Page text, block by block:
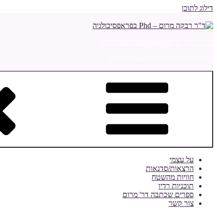
דילוג לתוכן
על עצמי
הרצאות/סדנאות
חוויות מהשטח
תוכניות רדיו
ספרים שכתבה דר' מרום
צור קשר